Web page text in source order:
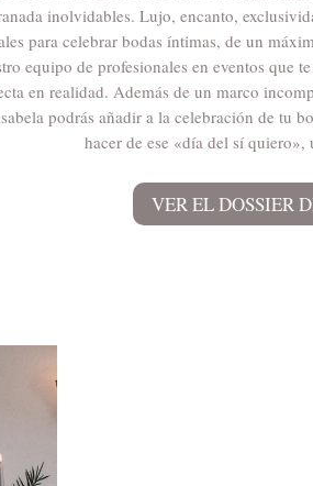
inolvidables. Lujo, encanto,
para celebrar bodas íntimas, de un
equipo de profesionales en eventos que
en realidad. Además de un marco
podrás añadir a la celebración de tu
hacer de ese «día del sí
VER EL DOSSIER